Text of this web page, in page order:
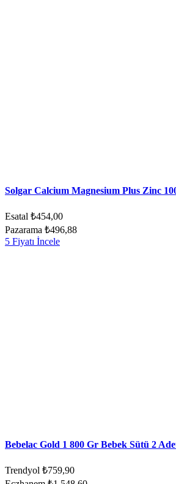
Solgar Calcium Magnesium Plus Zinc
Esatal ₺454,00
Pazarama ₺496,88
5 Fiyatı İncele
Bebelac Gold 1 800 Gr Bebek Sütü 2
Trendyol ₺759,90